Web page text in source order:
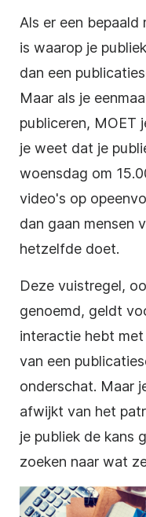
Als er een
is waarop je
dan een
Maar als je
publiceren, MOET
je weet dat je
woensdag om
video's op
dan gaan mensen
hetzelfde doet.
Deze vuistregel,
genoemd, geldt
interactie hebt
van een
onderschat. Maar
afwijkt van het
je publiek de kans
zoeken naar wat